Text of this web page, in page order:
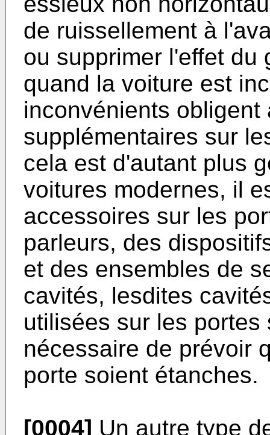
de ruissellement à
ou supprimer l'effet du
quand la voiture est
inconvénients
supplémentaires sur
cela est d'autant plus
voitures modernes, il
accessoires sur les
parleurs, des
et des ensembles de
cavités, lesdites
utilisées sur les
nécessaire de prévoir
porte soient étanches.
[0004] Un autre type